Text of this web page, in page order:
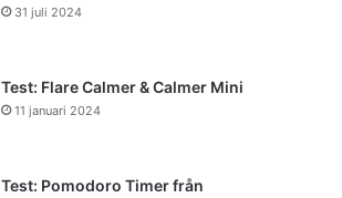
31 juli 2024
Test: Flare Calmer & Calmer Mini
11 januari 2024
Test: Pomodoro Timer från